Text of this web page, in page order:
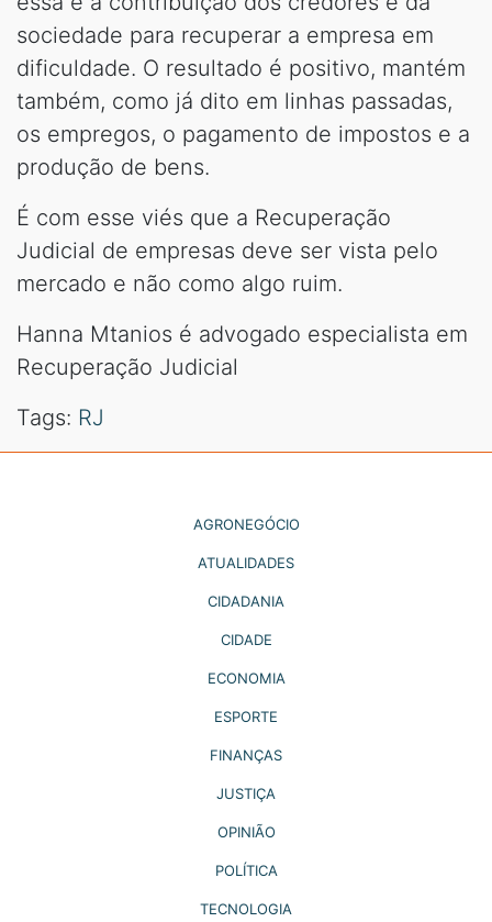
sociedade para recuperar a empresa em
dificuldade. O resultado é positivo, mantém
também, como já dito em linhas passadas,
os empregos, o pagamento de impostos e a
produção de bens.
É com esse viés que a Recuperação
Judicial de empresas deve ser vista pelo
mercado e não como algo ruim.
Hanna Mtanios é advogado especialista em
Recuperação Judicial
Tags: RJ
AGRONEGÓCIO
ATUALIDADES
CIDADANIA
CIDADE
ECONOMIA
ESPORTE
FINANÇAS
JUSTIÇA
OPINIÃO
POLÍTICA
TECNOLOGIA